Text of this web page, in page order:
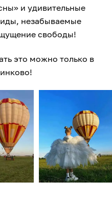
и удивительные
незабываемые
свободы!
это можно только в